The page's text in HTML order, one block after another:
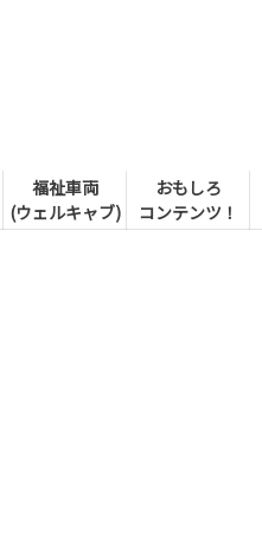
福祉車両
(ウェルキャブ)
おもしろ
コンテンツ！